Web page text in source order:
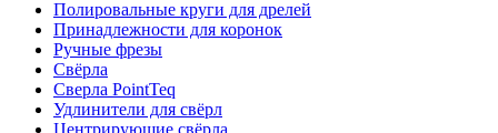
Полировальные круги для дрелей
Принадлежности для коронок
Ручные фрезы
Свёрла
Сверла PointTeq
Удлинители для свёрл
Центрирующие свёрла